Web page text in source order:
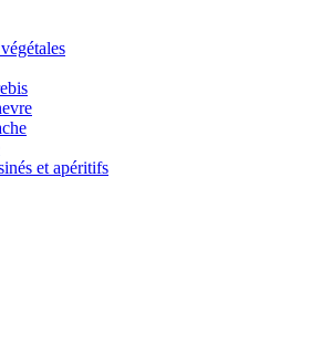
et apéritifs